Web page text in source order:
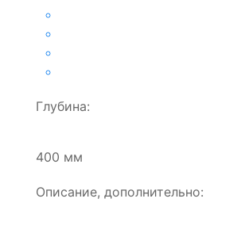
Глубина:
400 мм
Описание, дополнительно: